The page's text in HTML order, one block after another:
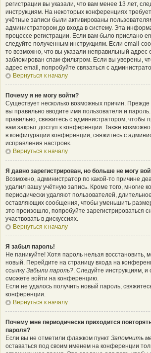
регистрации вы указали, что вам менее 13 лет,
инструкциям. На некоторых конференциях
учётные записи были активированы
администратором до входа в систему. Эта
процессе регистрации. Если вам было прислано
следуйте полученным инструкциям. Если email-
то возможно, что вы указали неправильный адрес
заблокирован спам-фильтром. Если вы уверены,
адрес email, попробуйте связаться с
Вернуться к началу
Почему я не могу войти?
Существует несколько возможных причин. Прежде
вы правильно вводите имя пользователя и
правильно, свяжитесь с администратором, чтобы
вам закрыт доступ к конференции. Также
в конфигурации конференции, свяжитесь с
исправления настроек.
Вернуться к началу
Я давно зарегистрирован, но больше не могу
Возможно, администратор по какой-то причине
удалил вашу учётную запись. Кроме того, многие
периодически удаляют пользователей,
оставляющих сообщения, чтобы уменьшить
это произошло, попробуйте зарегистрироваться
участвовать в дискуссиях.
Вернуться к началу
Я забыл пароль!
Не паникуйте! Хотя пароль нельзя восстановить,
новый. Перейдите на страницу входа на
ссылку Забыли пароль?. Следуйте инструкциям, и
сможете войти на конференцию.
Если не удалось получить новый пароль,
конференции.
Вернуться к началу
Почему мне периодически приходится
пароля?
Если вы не отметили флажком пункт Запомнить
оставаться под своим именем на конференции